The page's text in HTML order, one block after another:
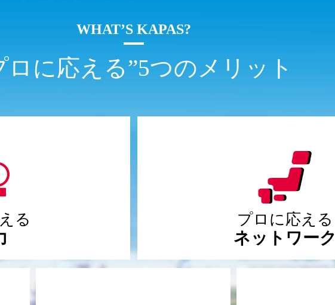
WHAT’S KAPAS?
ロに応える”5つのメリット
る プロに応える
ネットワーク